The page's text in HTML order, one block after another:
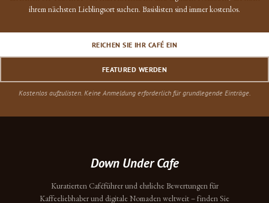
ihrem nächsten Lieblingsort suchen. Basislisten sind immer kostenlos.
REICHEN SIE IHR CAFÉ EIN
FEATURED WERDEN
Kostenlos aufzulisten. Keine Anmeldung erforderlich für grundlegende Einträge.
Down Under Cafe
Kuratierten Caféführer und ehrliche Bewertungen für
Kaffeeliebhaber und digitale Nomaden weltweit – finden Sie